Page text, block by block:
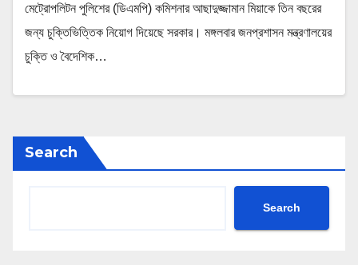
মেট্রোপলিটন পুলিশের (ডিএমপি) কমিশনার আছাদুজ্জামান মিয়াকে তিন বছরের
জন্য চুক্তিভিত্তিক নিয়োগ দিয়েছে সরকার। মঙ্গলবার জনপ্রশাসন মন্ত্রণালয়ের
চুক্তি ও বৈদেশিক…
Search
Search